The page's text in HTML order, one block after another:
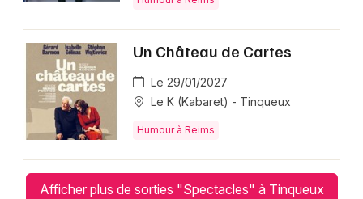
Un Château de Cartes
Le 29/01/2027
Le K (Kabaret) - Tinqueux
Humour à Reims
Afficher plus de sorties "Spectacles" à Tinqueux